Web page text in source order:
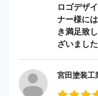
ロゴデザ
ナー様に
き満足致
ざいました
宮田塗装工